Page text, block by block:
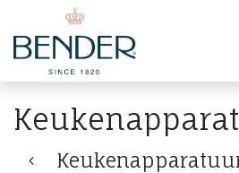
Overslaan naar inhoud